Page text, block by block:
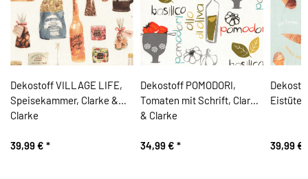
Dekostoff VILLAGE LIFE,
Speisekammer, Clarke &
Clarke
39,99 € *
Dekostoff POMODORI,
Tomaten mit Schrift, Clarke
& Clarke
34,99 € * 39,99 €